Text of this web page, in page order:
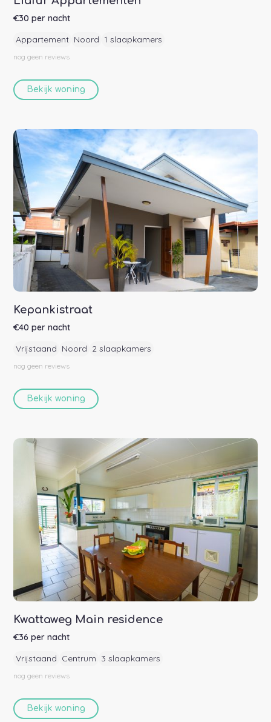
€30 per nacht
Appartement Noord 1 slaapkamers
nog geen reviews
Bekijk woning
Kepankistraat
€40 per nacht
Vrijstaand Noord 2 slaapkamers
nog geen reviews
Bekijk woning
Kwattaweg Main residence
€36 per nacht
Vrijstaand Centrum 3 slaapkamers
nog geen reviews
Bekijk woning